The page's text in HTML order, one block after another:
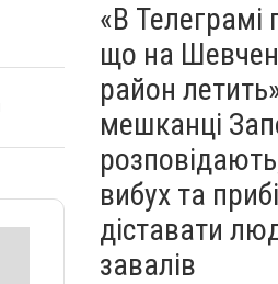
«В Телеграмі
що на
район
мешканці
вибух та
діставати
завалів